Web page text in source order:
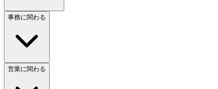
事務に関わる
営業に関わる